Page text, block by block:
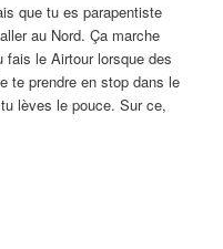
que tu es parapentiste
au Nord. Ça marche
le Airtour lorsque des
te prendre en stop dans le
lèves le pouce. Sur ce,